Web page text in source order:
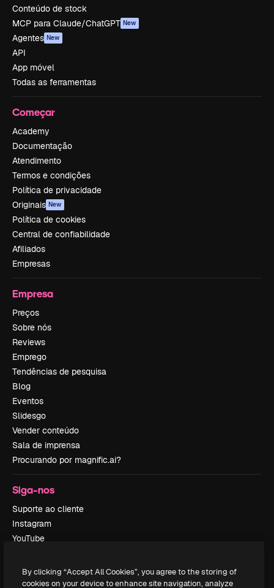
Conteúdo de stock
MCP para Claude/ChatGPT New
Agentes New
API
App móvel
Todas as ferramentas
Começar
Academy
Documentação
Atendimento
Termos e condições
Política de privacidade
Originais New
Política de cookies
Central de confiabilidade
Afiliados
Empresas
Empresa
Preços
Sobre nós
Reviews
Emprego
Tendências de pesquisa
Blog
Eventos
Slidesgo
Vender conteúdo
Sala de imprensa
Procurando por magnific.ai?
Siga-nos
Suporte ao cliente
Instagram
YouTube
TikTok
Discord
By clicking “Accept All Cookies”, you agree to the storing of
cookies on your device to enhance site navigation, analyze